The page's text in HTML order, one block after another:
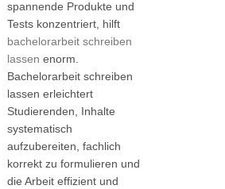
spannende Produkte und
Tests konzentriert, hilft
bachelorarbeit schreiben
lassen enorm.
Bachelorarbeit schreiben
lassen erleichtert
Studierenden, Inhalte
systematisch
aufzubereiten, fachlich
korrekt zu formulieren und
die Arbeit effizient und